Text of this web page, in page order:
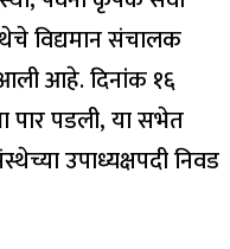
विद्यमान संचालक
आहे. दिनांक १६
पार पडली, या सभेत
उपाध्यक्षपदी निवड